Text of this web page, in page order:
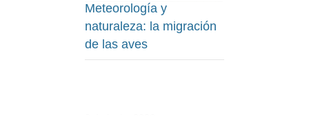
Meteorología y
naturaleza: la migración
de las aves